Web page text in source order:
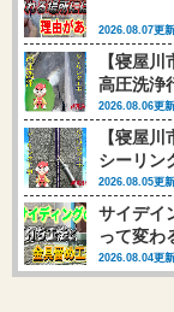
2026.08.07更新
【寝屋
高圧洗浄
2026.08.06更新
【寝屋
シーリン
2026.08.05更新
サイデイ
って変わ
2026.08.04更新